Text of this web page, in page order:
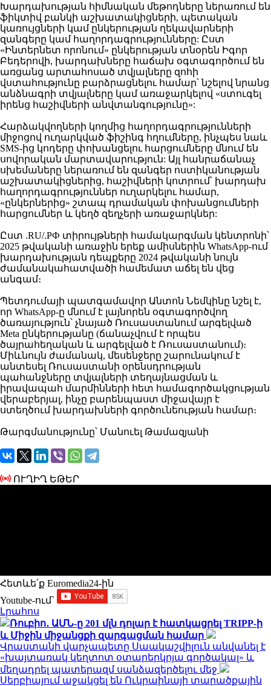
Խարդախության հիմնական մեթոդները ներառում են
ֆիկտիվ բանկի աշխատակիցների, պետական
կառույցների կամ ընկերության ղեկավարների
զանգերը կամ հաղորդագրությունները: Ըստ
«Ինտերնետ որոնում» ընկերության տնօրեն Իգոր
Բեդերովի, խարդախները հաճախ օգտագործում են
առցանց արտահոսած տվյալները զոհի
վստահությունը բարձրացնելու համար՝ նշելով նրանց
անձնագրի տվյալները կամ առաջարկելով «ստուգել
իրենց հաշիվների անվտանգությունը»:
Հարձակվողների կողմից հաղորդագրությունների
միջոցով ուղարկված ֆիշինգ հղումները, ինչպես նաև
SMS-ից կոդերը փոխանցելու հարցումները մնում են
սովորական մարտավարություն: Այլ հանրաճանաչ
սխեմաները ներառում են զանգեր ոստիկանության
աշխատակիցներից, հաշիվների կոտրում՝ խարդախ
հաղորդագրություններ ուղարկելու համար,
«ընկերներից» շտապ դրամական փոխանցումների
հարցումներ և կեղծ զեղչերի առաջարկներ:
Ըստ .RU/.РФ տիրույթների համակարգման կենտրոնի՝
2025 թվականի առաջին երեք ամիսներին WhatsApp-ում
խարդախության դեպքերը 2024 թվականի նույն
ժամանակահատվածի համեմատ աճել են վեց
անգամ։
Պետդումայի պատգամավոր Անտոն Նեմկինը նշել է,
որ WhatsApp-ը մնում է լայնորեն օգտագործվող
ծառայություն՝ չնայած Ռուսաստանում արգելված
Meta ընկերությանը (ճանաչվում է որպես
ծայրահեղական և արգելված է Ռուսաստանում)։
Միևնույն ժամանակ, մեսենջերը շարունակում է
անտեսել Ռուսաստանի օրենսդրության
պահանջները տվյալների տեղայնացման և
իրավապահ մարմինների հետ համագործակցության
վերաբերյալ, ինչը բարենպաստ միջավայր է
ստեղծում խարդախների գործունեության համար։
Թարգմանությունը՝ Մանուել Թամազյանի
ՈՒՂԻՂ ԵԹԵՐ
Հետևե՛ք Euromedia24-ին
Youtube-ում`
Լրահոս
Ռուբիո․ ԱՄՆ-ը 201 մլն դոլար է հատկացրել TRIPP-ի
և Միջին միջանցքի զարգացման համար
Վրաստանի վարչապետը Սաակաշվիլուն անվանել է
«խայտառակ կեղտոտ օտարերկրյա գործակալ» և
մեղադրել պատերազմ սանձազերծելու մեջ
Սերբիայում աջակցել են Ուկրաինայի տարածքային